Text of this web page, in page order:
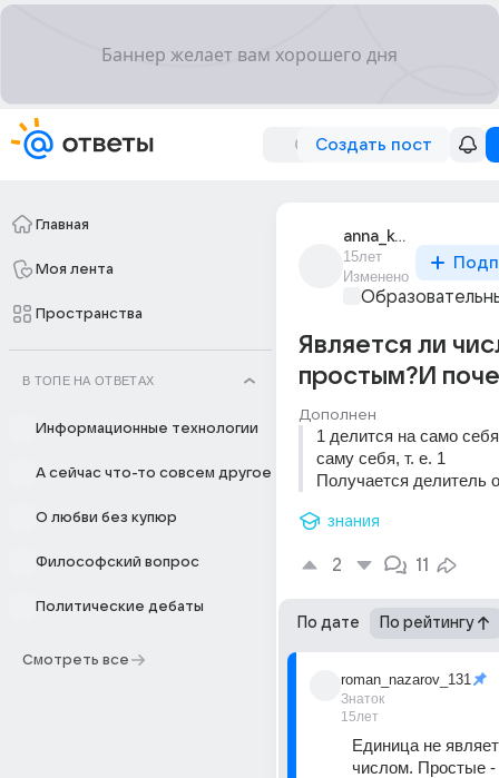
Создать пост
Главная
Моя лента
Пространства
В ТОПЕ НА ОТВЕТАХ
Информационные технологии
А сейчас что-то совсем другое
О любви без купюр
Философский вопрос
Политические дебаты
Смотреть все
anna_korneeva_65
15лет
Изменено
Является ли
простым?И
Дополнен
1 делится на само
саму себя, т. е. 1
Получается делитель
знания
2 11
По дате По рейтингу
roman_nazarov_131
Знаток
15лет
Единица не
числом. Простые -